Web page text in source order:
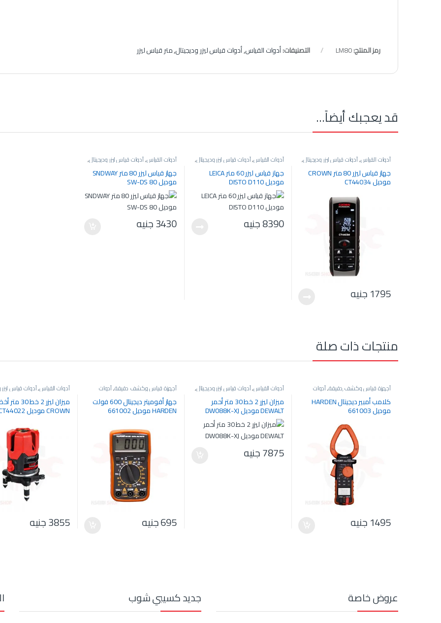
رمز المنتج:LM80 التصنيفات:أدوات القياس,أدوات قياس ليزر وديجيتال,متر قياس ليزر
قد يعجبك أيضاً…
أدوات القياس,أدوات قياس ليزر وديجيتال,
متر قياس ليزر
جهاز قياس ليزر 80 متر CROWN
موديل CT44034
1795جنيه
أدوات القياس,أدوات قياس ليزر وديجيتال,
متر قياس ليزر
جهاز قياس ليزر 60 متر LEICA
موديل DISTO D110
8390جنيه
أدوات القياس,أدوات قياس ليزر وديجيتال,
متر قياس ليزر
جهاز قياس ليزر 80 متر SNDWAY
موديل SW-DS 80
3430جنيه
منتجات ذات صلة
أجهزة قياس وكشف دقيقة,أدوات
القياس,جهاز كلامب أمبير
كلامب أمبير ديجيتال HARDEN
موديل 661003
1495جنيه
أدوات القياس,أدوات قياس ليزر وديجيتال,
ميزان ليزر
ميزان ليزر 2 خط 30 متر أحمر
DEWALT موديل DW088K-XJ
7875جنيه
أجهزة قياس وكشف دقيقة,أدوات
القياس,جهاز أفوميتر
جهاز أفوميتر ديجيتال 600 فولت
HARDEN موديل 661002
695جنيه
أدوات القياس,أدوات قياس ليزر
ميزان ليزر
ميزان ليزر 2 خط 30
CROWN موديل CT44022
3855جنيه
عروض خاصة جديد كسيبي شوب